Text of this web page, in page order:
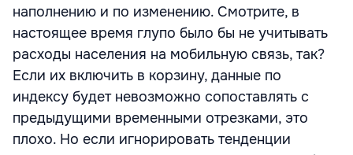
наполнению и по изменению. Смотрите, в
настоящее время глупо было бы не учитывать
расходы населения на мобильную связь, так?
Если их включить в корзину, данные по
индексу будет невозможно сопоставлять с
предыдущими временными отрезками, это
плохо. Но если игнорировать тенденции